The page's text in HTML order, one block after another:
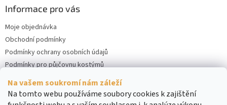
Na vašem soukromí nám záleží
Na tomto webu používáme soubory cookies k zajištění
Informace pro vás
Moje objednávka
Obchodní podmínky
Podmínky ochrany osobních údajů
Podmínky pro půjčovnu kostýmů
Kontakty
Cookies